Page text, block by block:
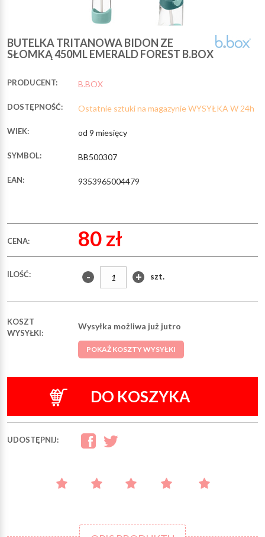
BUTELKA TRITANOWA BIDON ZE
SŁOMKĄ 450ML EMERALD FOREST B.BOX
PRODUCENT: B.BOX
DOSTĘPNOŚĆ: Ostatnie sztuki na magazynie WYSYŁKA W 24h
WIEK: od 9 miesięcy
SYMBOL: BB500307
EAN: 9353965004479
CENA: 80 zł
ILOŚĆ: - + szt.
KOSZT
WYSYŁKI:
Wysyłka możliwa już jutro
POKAŻ KOSZTY WYSYŁKI
DO KOSZYKA
UDOSTĘPNIJ: